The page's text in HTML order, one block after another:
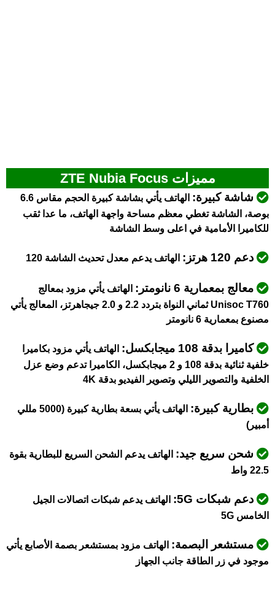
مميزات ZTE Nubia Focus
شاشة كبيرة:
الهاتف يأتي بشاشة كبيرة الحجم مقاس 6.6
بوصة، الشاشة تغطي معظم مساحة واجهة الهاتف، ما عدا ثقب
للكاميرا الأمامية في اعلى وسط الشاشة
دعم 120 هرتز: الهاتف يدعم معدل تحديث الشاشة 120
معالج بمعمارية 6 نانومتر:
الهاتف يأتي مزود بمعالج
Unisoc T760 ثماني النواة بتردد 2.2 و 2.0 جيجاهرتز، المعالج يأتي
مصنوع بمعمارية 6 نانومتر
كاميرا بدقة 108 ميجابكسل:
الهاتف يأتي مزود بكاميرا
خلفية ثنائية بدقة 108 و 2 ميجابكسل، الكاميرا تدعم وضع عزل
الخلفية والتصوير الليلي وتصوير الفيديو بدقة 4K
بطارية كبيرة:
الهاتف يأتي بسعة بطارية كبيرة (5000 مللي
أمبير)
شحن سريع جيد: الهاتف يدعم الشحن السريع للبطارية بقوة
22.5 واط
دعم شبكات 5G:
الهاتف يدعم شبكات اتصالات الجيل
الخامس 5G
مستشعر البصمة: الهاتف مزود بمستشعر بصمة الأصابع يأتي
موجود في زر الطاقة جانب الجهاز